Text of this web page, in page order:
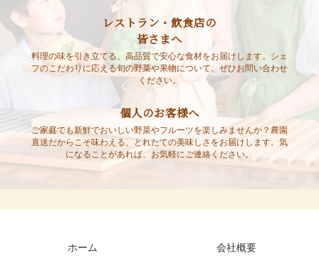
レストラン・飲食店の
皆さまへ
料理の味を引き立てる、高品質で安心な食材をお届けします。シェ
フのこだわりに応える旬の野菜や果物について、ぜひお問い合わせ
ください。
個人のお客様へ
ご家庭でも新鮮でおいしい野菜やフルーツを楽しみませんか？農園
直送だからこそ味わえる、とれたての美味しさをお届けします。気
になることがあれば、お気軽にご連絡ください。
ホーム 会社概要